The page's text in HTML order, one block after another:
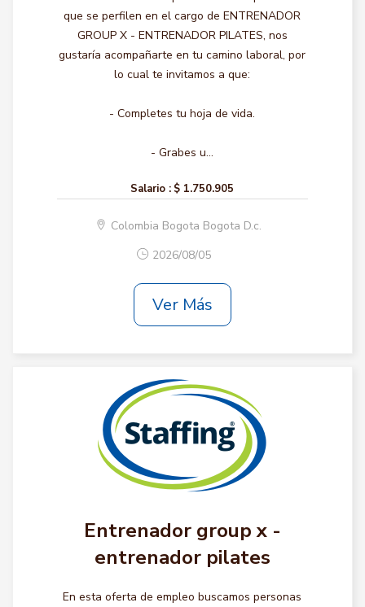
que se perfilen en el cargo de ENTRENADOR
GROUP X - ENTRENADOR PILATES, nos
gustaría acompañarte en tu camino laboral, por
lo cual te invitamos a que:
- Completes tu hoja de vida.
- Grabes u...
Salario : $ 1.750.905
Colombia Bogota Bogota D.c.
2026/08/05
Ver Más
Entrenador group x -
entrenador pilates
En esta oferta de empleo buscamos personas